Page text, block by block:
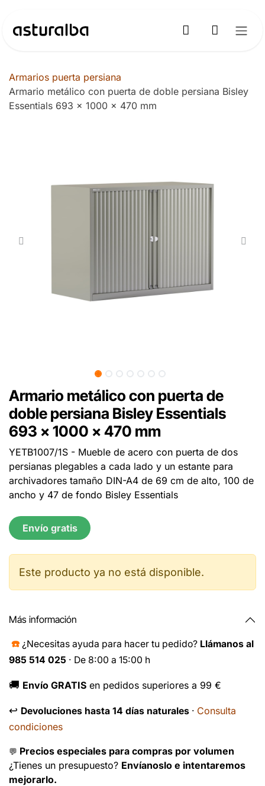
Armarios puerta persiana
Armario metálico con puerta de doble persiana Bisley
Essentials 693 x 1000 x 470 mm
Armario metálico con puerta de
doble persiana Bisley Essentials
693 x 1000 x 470 mm
YETB1007/1S - Mueble de acero con puerta de dos
persianas plegables a cada lado y un estante para
archivadores tamaño DIN-A4 de 69 cm de alto, 100 de
ancho y 47 de fondo Bisley Essentials
Envío gratis
Este producto ya no está disponible.
Más información
☎️ ¿Necesitas ayuda para hacer tu pedido? Llámanos al
985 514 025 · De 8:00 a 15:00 h
🚚 Envío GRATIS en pedidos superiores a 99 €
↩️ Devoluciones hasta 14 días naturales · Consulta
condiciones
💬 Precios especiales para compras por volumen
¿Tienes un presupuesto? Envíanoslo e intentaremos
mejorarlo.